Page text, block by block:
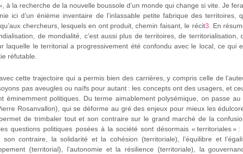
à la recherche de la nouvelle boussole d’un monde qui change si vite. Je
ici d’un énième inventaire de l’inlassable petite fabrique des territoires,
chercheurs, lesquels en ont produit, chemin faisant, le récit3. En
de mondialité, c’est aussi plus de territoires, de territorialisation,
laquelle le territorial a progressivement été confondu avec le local, ce qui
réfutable.
cette trajectoire qui a permis bien des carrières, y compris celle de
pas aveugles ou naïfs pour autant : les concepts ont des usagers, et
éminemment politiques. Du terme aimablement polysémique, on passe au
Rosanvallon), qui se déforme au gré des enjeux pour mieux les
de trimbaler tout et son contraire sur le grand marché de la
questions politiques posées à la société sont désormais « territoriales » :
contraire, la solidarité et la cohésion (territoriale), l’équilibre et
(territorial), l’autonomie et la résilience (territoriale), la